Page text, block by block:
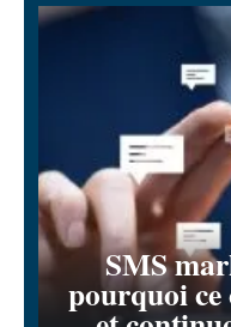
SMS
pourquoi ce